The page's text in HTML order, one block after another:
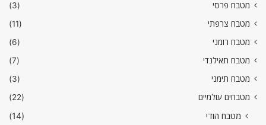
מטבח פרסי
(3)
מטבח צרפתי
(11)
מטבח רומני
(6)
מטבח תאילנדי
(7)
מטבח תימני
(3)
מטבחים עולמיים
(22)
מטבח הודי
(14)